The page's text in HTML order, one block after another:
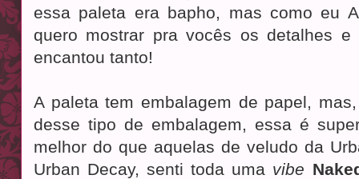
essa paleta era bapho, mas como eu
quero mostrar pra vocês os detalhes
encantou tanto!
A paleta tem embalagem de papel,
desse tipo de embalagem, essa é
melhor do que aquelas de veludo da
Urban Decay, senti toda uma vibe